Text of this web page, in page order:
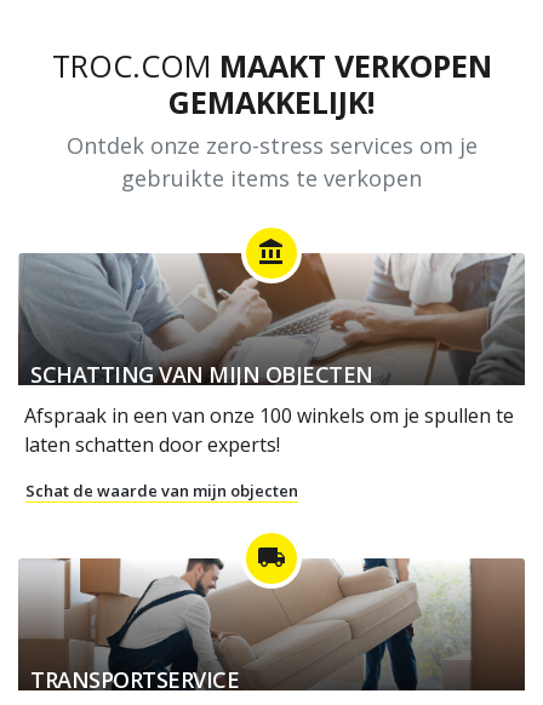
TROC.COM MAAKT VERKOPEN
GEMAKKELIJK!
Ontdek onze zero-stress services om je
gebruikte items te verkopen
account_balance
SCHATTING VAN MIJN OBJECTEN
Afspraak in een van onze 100 winkels om je spullen te
laten schatten door experts!
Schat de waarde van mijn objecten
local_shipping
TRANSPORTSERVICE